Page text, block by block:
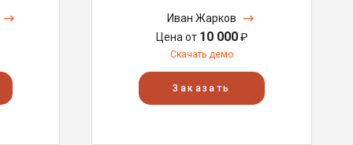
Иван Жарков
Цена от 10 000₽
Скачать демо
Заказать